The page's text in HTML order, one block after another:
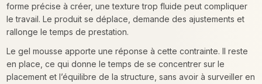
forme précise à créer, une texture trop fluide peut compliquer
le travail. Le produit se déplace, demande des ajustements et
rallonge le temps de prestation.
Le gel mousse apporte une réponse à cette contrainte. Il reste
en place, ce qui donne le temps de se concentrer sur le
placement et l’équilibre de la structure, sans avoir à surveiller en